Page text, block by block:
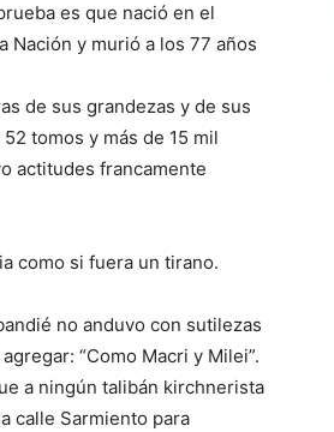
es que nació en el
Nación y murió a los 77 años
de sus grandezas y de sus
tomos y más de 15 mil
actitudes francamente
como si fuera un tirano.
no anduvo con sutilezas
“Como Macri y Milei”.
a ningún talibán kirchnerista
calle Sarmiento para